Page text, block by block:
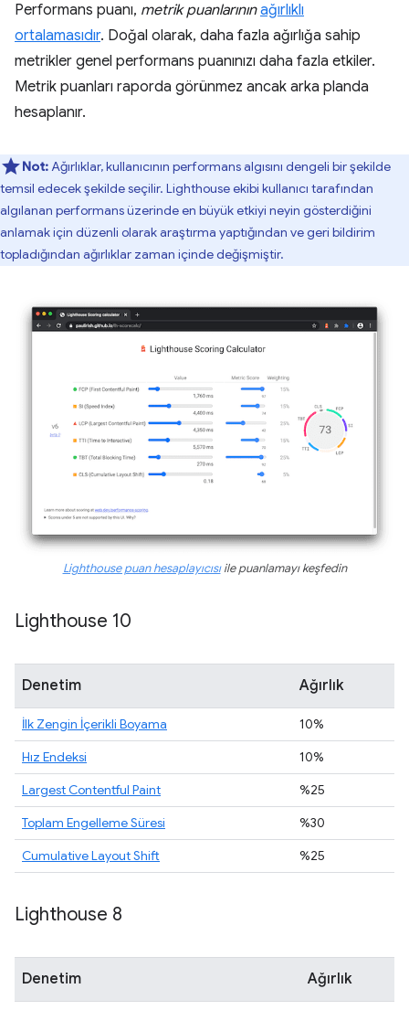
Performans puanı, metrik puanlarının ağırlıklı
ortalamasıdır. Doğal olarak, daha fazla ağırlığa sahip
metrikler genel performans puanınızı daha fazla etkiler.
Metrik puanları raporda görünmez ancak arka planda
hesaplanır.
Not:Ağırlıklar, kullanıcının performans algısını dengeli bir şekilde
temsil edecek şekilde seçilir. Lighthouse ekibi kullanıcı tarafından
algılanan performans üzerinde en büyük etkiyi neyin gösterdiğini
anlamak için düzenli olarak araştırma yaptığından ve geri bildirim
topladığından ağırlıklar zaman içinde değişmiştir.
Lighthouse puan hesaplayıcısıile puanlamayı keşfedin
Lighthouse 10
Denetim Ağırlık
İlk Zengin İçerikli Boyama
10%
Hız Endeksi
10%
Largest Contentful Paint
%25
Toplam Engelleme Süresi
%30
Cumulative Layout Shift
%25
Lighthouse 8
Denetim Ağırlık